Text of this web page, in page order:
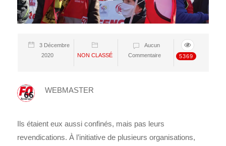
3 Décembre
2020
NON CLASSÉ
Aucun
Commentaire
5369
WEBMASTER
Ils étaient eux aussi confinés, mais pas leurs
revendications. À l’initiative de plusieurs organisations,